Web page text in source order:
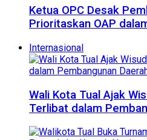
Ketua OPC Desak
Prioritaskan OAP
Internasional
Wali Kota Tual Ajak
Terlibat dalam